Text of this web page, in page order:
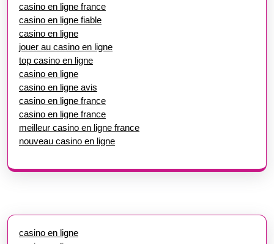
casino en ligne france
casino en ligne fiable
casino en ligne
jouer au casino en ligne
top casino en ligne
casino en ligne
casino en ligne avis
casino en ligne france
casino en ligne france
meilleur casino en ligne france
nouveau casino en ligne
casino en ligne